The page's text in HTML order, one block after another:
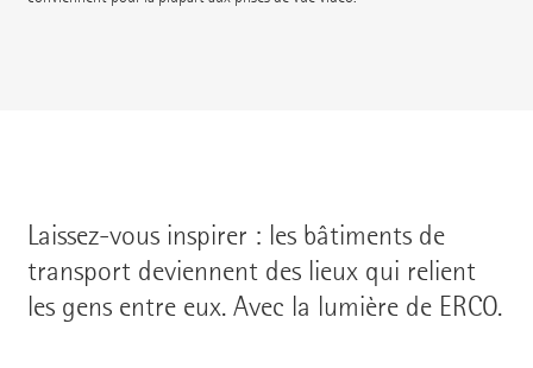
Laissez-vous inspirer : les bâtiments de
transport deviennent des lieux qui relient
les gens entre eux. Avec la lumière de ERCO.